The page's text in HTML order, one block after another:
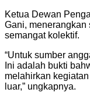
Ketua Dewan
Gani,
semangat kolektif.
“Untuk sumber
Ini adalah bukti
melahirkan
luar,” ungkapnya.